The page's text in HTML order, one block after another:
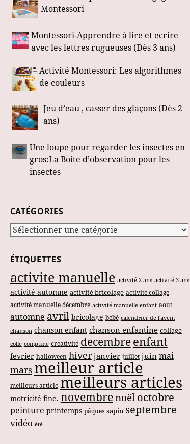
Montessori
Montessori-Apprendre à lire et ecrire
avec les lettres rugueuses (Dès 3 ans)
Activité Montessori: Les algorithmes
de couleurs
Jeu d’eau , casser des glaçons (Dès 2
ans)
Une loupe pour regarder les insectes en
gros:La Boite d’observation pour les
insectes
CATÉGORIES
Catégories
ÉTIQUETTES
activite manuelle activité 2 ans activité 3 ans
activité automne activité bricolage activité collage
activité manuelle décembre activité manuelle enfant aout
automne avril bricolage bébé calendrier de l'avent
chanson chanson enfant chanson enfantine collage
colle comptine creativité decembreenfant
fevrier halloween hiver janvier juillet juin mai
marsmeilleur article
meilleurs article meilleurs articles
motricité fine. novembrenoëloctobre
peinture printemps pâques sapin septembre
vidéo été